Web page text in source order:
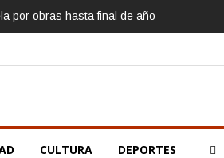
por obras hasta final de año
CULTURA DEPORTES